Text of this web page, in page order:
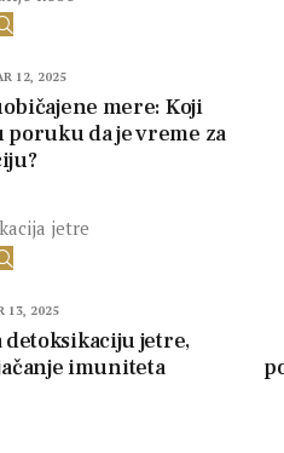
12, 2025
mere: Koji
poruku da je vreme za
13, 2025
jetre,
imuniteta